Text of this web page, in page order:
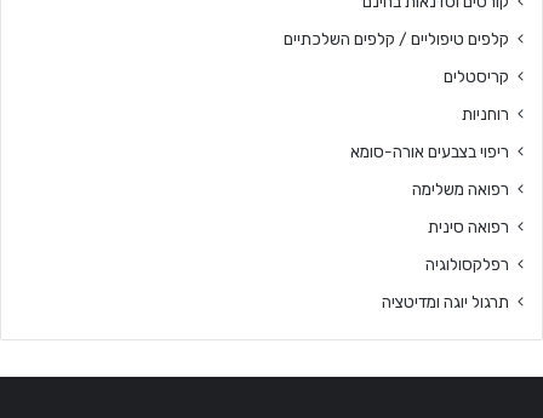
קלפים טיפוליים / קלפים השלכתיים
קריסטלים
רוחניות
ריפוי בצבעים אורה-סומא
רפואה משלימה
רפואה סינית
רפלקסולוגיה
תרגול יוגה ומדיטציה